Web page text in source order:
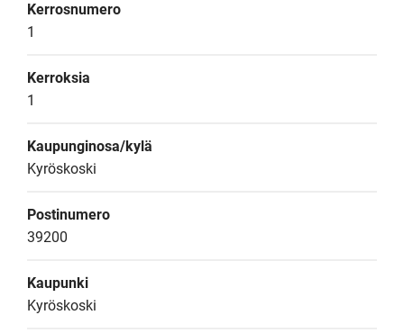
Kerrosnumero
1
Kerroksia
1
Kaupunginosa/kylä
Kyröskoski
Postinumero
39200
Kaupunki
Kyröskoski